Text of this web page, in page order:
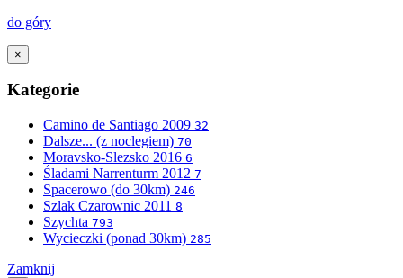
do góry
×
Kategorie
Camino de Santiago 2009 32
Dalsze... (z noclegiem) 70
Moravsko-Slezsko 2016 6
Śladami Narrenturm 2012 7
Spacerowo (do 30km) 246
Szlak Czarownic 2011 8
Szychta 793
Wycieczki (ponad 30km) 285
Zamknij